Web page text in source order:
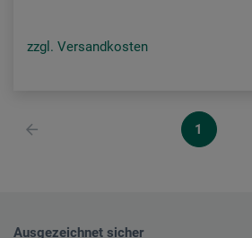
zzgl. Versandkosten
1
Ausgezeichnet sicher